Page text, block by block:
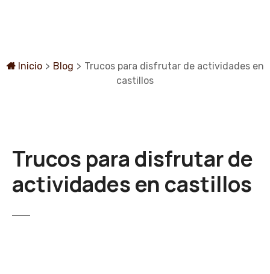
Inicio > Blog > Trucos para disfrutar de actividades en
castillos
Trucos para disfrutar de
actividades en castillos